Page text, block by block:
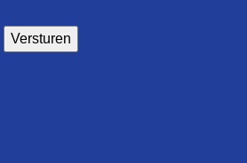
Versturen